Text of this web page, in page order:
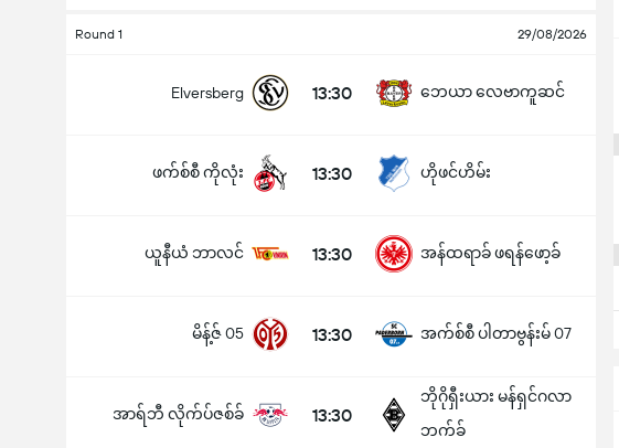
Round 1 29/08/2026
Elversberg 13:30 ဘေယာ လေဗာကူဆင်
ဖက်စ်စီ ကိုလုံး 13:30 ဟိုဖင်ဟိမ်း
ယူနီယံ ဘာလင် 13:30 အန်ထရာခ် ဖရန်ဖော့ခ်
မိန့်ဇ် 05 13:30 အက်စ်စီ ပါတာဗွန်းမ် 07
အာရ်ဘီ လိုက်ပ်ဇစ်ခ် 13:30
ဘိုဂိုရှီးယား မန်ရှင်ဂလာ
ဘက်ခ်